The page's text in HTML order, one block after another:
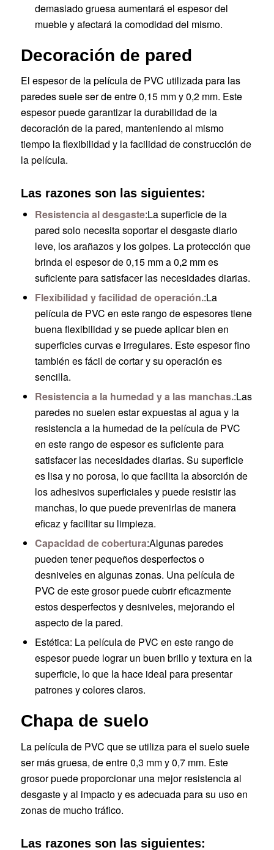
demasiado gruesa aumentará el espesor del
mueble y afectará la comodidad del mismo.
Decoración de pared
El espesor de la película de PVC utilizada para las
paredes suele ser de entre 0,15 mm y 0,2 mm. Este
espesor puede garantizar la durabilidad de la
decoración de la pared, manteniendo al mismo
tiempo la flexibilidad y la facilidad de construcción de
la película.
Las razones son las siguientes:
Resistencia al desgaste:La superficie de la
pared solo necesita soportar el desgaste diario
leve, los arañazos y los golpes. La protección que
brinda el espesor de 0,15 mm a 0,2 mm es
suficiente para satisfacer las necesidades diarias.
Flexibilidad y facilidad de operación.:La
película de PVC en este rango de espesores tiene
buena flexibilidad y se puede aplicar bien en
superficies curvas e irregulares. Este espesor fino
también es fácil de cortar y su operación es
sencilla.
Resistencia a la humedad y a las manchas.:Las
paredes no suelen estar expuestas al agua y la
resistencia a la humedad de la película de PVC
en este rango de espesor es suficiente para
satisfacer las necesidades diarias. Su superficie
es lisa y no porosa, lo que facilita la absorción de
los adhesivos superficiales y puede resistir las
manchas, lo que puede prevenirlas de manera
eficaz y facilitar su limpieza.
Capacidad de cobertura:Algunas paredes
pueden tener pequeños desperfectos o
desniveles en algunas zonas. Una película de
PVC de este grosor puede cubrir eficazmente
estos desperfectos y desniveles, mejorando el
aspecto de la pared.
Estética: La película de PVC en este rango de
espesor puede lograr un buen brillo y textura en la
superficie, lo que la hace ideal para presentar
patrones y colores claros.
Chapa de suelo
La película de PVC que se utiliza para el suelo suele
ser más gruesa, de entre 0,3 mm y 0,7 mm. Este
grosor puede proporcionar una mejor resistencia al
desgaste y al impacto y es adecuada para su uso en
zonas de mucho tráfico.
Las razones son las siguientes: